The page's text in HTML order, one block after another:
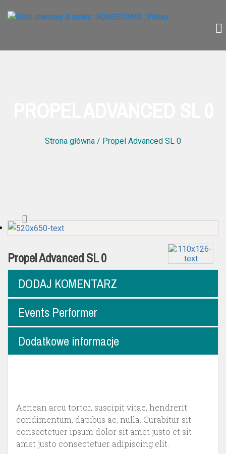
Strona główna / Propel Advanced SL 0
Propel Advanced SL 0
DODAJ KOMENTARZ
Events Performer
Dodatkowe informacje
Aenean arcu tortor, suscipit vitae, hendrerit
condimentum, dapibus ac, nulla. Curabitur sit
consectetuer ipsum dolor sit amet justo et sit
amet justo consectetuer adipiscing elit.